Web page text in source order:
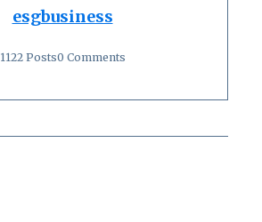
esgbusiness
1122 Posts0 Comments